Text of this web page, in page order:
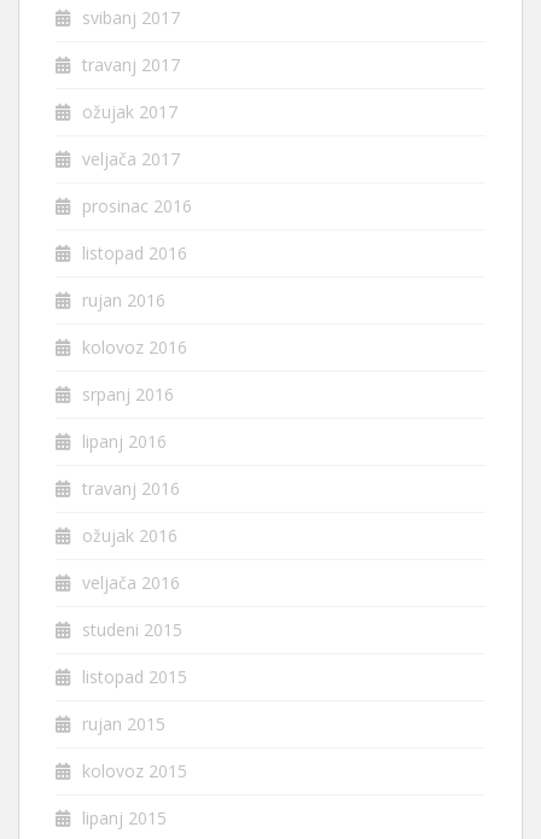
svibanj 2017
travanj 2017
ožujak 2017
veljača 2017
prosinac 2016
listopad 2016
rujan 2016
kolovoz 2016
srpanj 2016
lipanj 2016
travanj 2016
ožujak 2016
veljača 2016
studeni 2015
listopad 2015
rujan 2015
kolovoz 2015
lipanj 2015